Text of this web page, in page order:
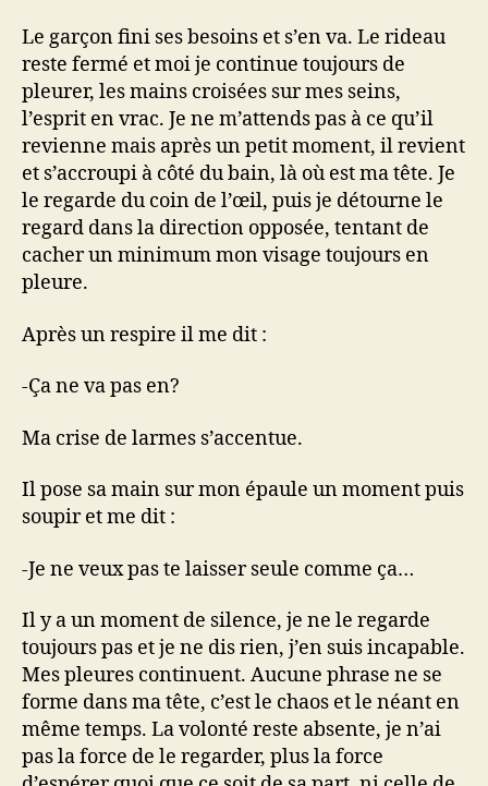
Le garçon fini ses besoins et s’en va. Le rideau
reste fermé et moi je continue toujours de
pleurer, les mains croisées sur mes seins,
l’esprit en vrac. Je ne m’attends pas à ce qu’il
revienne mais après un petit moment, il revient
et s’accroupi à côté du bain, là où est ma tête. Je
le regarde du coin de l’œil, puis je détourne le
regard dans la direction opposée, tentant de
cacher un minimum mon visage toujours en
pleure.
Après un respire il me dit :
-Ça ne va pas en?
Ma crise de larmes s’accentue.
Il pose sa main sur mon épaule un moment puis
soupir et me dit :
-Je ne veux pas te laisser seule comme ça…
Il y a un moment de silence, je ne le regarde
toujours pas et je ne dis rien, j’en suis incapable.
Mes pleures continuent. Aucune phrase ne se
forme dans ma tête, c’est le chaos et le néant en
même temps. La volonté reste absente, je n’ai
pas la force de le regarder, plus la force